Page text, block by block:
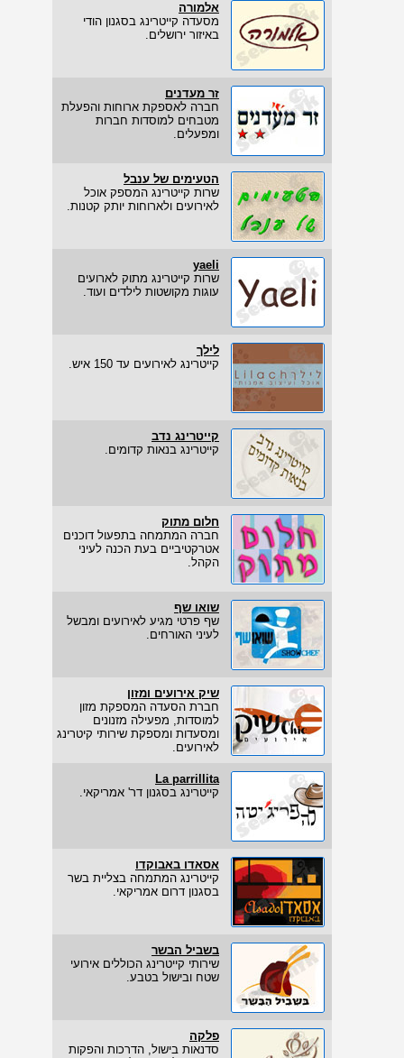
אלמורה
מסעדה קייטרינג בסגנון הודי
באיזור ירושלים.
זר מעדנים
חברה לאספקת ארוחות והפעלת
מטבחים למוסדות חברות
ומפעלים.
הטעימים של ענבל
שרות קייטרינג המספק אוכל
לאירועים ולארוחות יותק קטנות.
yaeli
שרות קייטרינג מתוק לארועים
עוגות מקושטות לילדים ועוד.
לילך
קייטרינג לאירועים עד 150 איש.
קייטרינג נדב
קייטרינג בנאות קדומים.
חלום מתוק
חברה המתמחה בתפעול דוכנים
אטרקטיביים בעת הכנה לעיני
הקהל.
שואו שף
שף פרטי מגיע לאירועים ומבשל
לעיני האורחים.
שיק אירועים ומזון
חברת הסעדה המספקת מזון
למוסדות, מפעילה מזנונים
ומסעדות ומספקת שירותי קיטרינג
לאירועים.
La parrillita
קייטרינג בסגנון דר' אמריקאי.
אסאדו באבוקדו
קייטרינג המתמחה בצליית בשר
בסגנון דרום אמריקאי.
בשביל הבשר
שירותי קייטרינג הכוללים אירועי
שטח ובישול בטבע.
פלקה
סדנאות בישול, הדרכות והפקות